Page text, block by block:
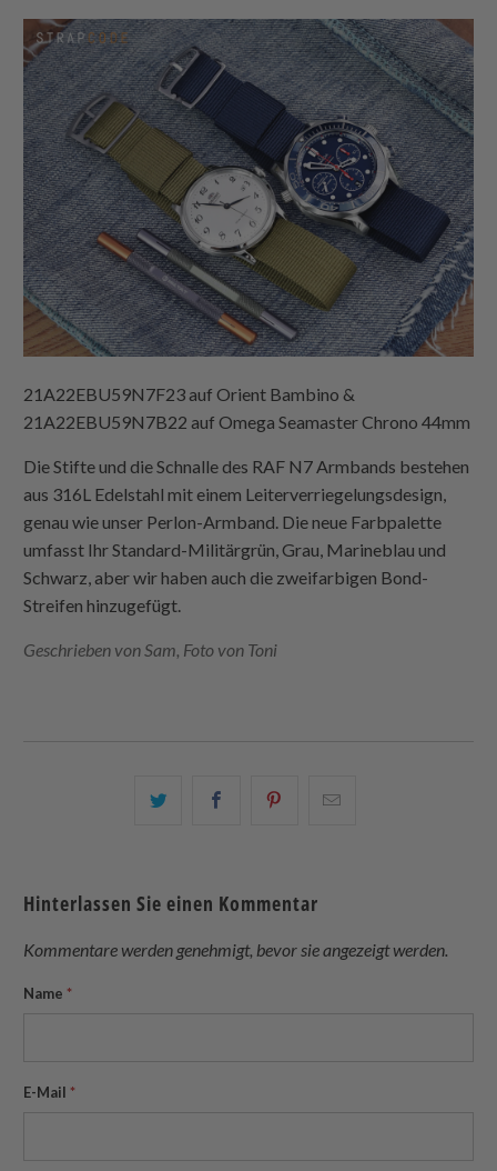
21A22EBU59N7F23 auf Orient Bambino &
21A22EBU59N7B22 auf Omega Seamaster Chrono 44mm
Die Stifte und die Schnalle des RAF N7 Armbands bestehen
aus 316L Edelstahl mit einem Leiterverriegelungsdesign,
genau wie unser Perlon-Armband. Die neue Farbpalette
umfasst Ihr Standard-Militärgrün, Grau, Marineblau und
Schwarz, aber wir haben auch die zweifarbigen Bond-
Streifen hinzugefügt.
Geschrieben von Sam, Foto von Toni
Teilen
Twitter
Teilen
Facebook
Teilen
Pinterest
Hinterlassen Sie einen Kommentar
Kommentare werden genehmigt, bevor sie angezeigt werden.
Name *
E-Mail *